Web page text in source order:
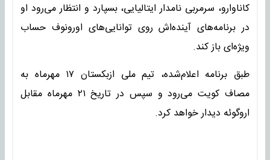
کاناوارو، سرمربی نامدار ایتالیایی، بسپارد و انتظار می‌رود او
در برنامه‌های آینده‌اش روی توانایی‌های اورونوف حساب
ویژه‌ای باز کند.
طبق برنامه اعلام‌شده، تیم ملی ازبکستان ۱۷ مهرماه به
مصاف کویت می‌رود و سپس در تاریخ ۲۱ مهرماه مقابل
اروگوئه دیدار خواهد کرد.